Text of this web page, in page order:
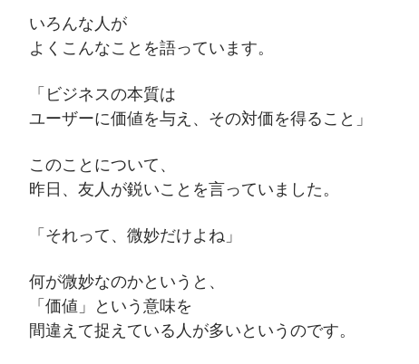
いろんな人が
よくこんなことを語っています。
「ビジネスの本質は
ユーザーに価値を与え、その対価を得ること」
このことについて、
昨日、友人が鋭いことを言っていました。
「それって、微妙だけよね」
何が微妙なのかというと、
「価値」という意味を
間違えて捉えている人が多いというのです。